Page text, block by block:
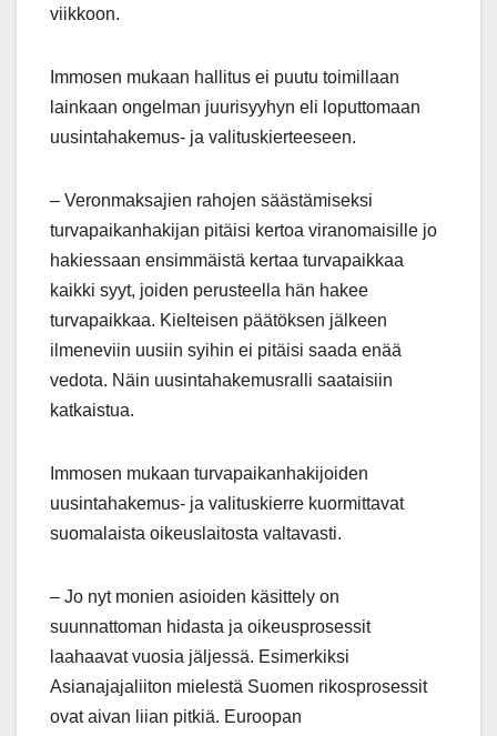
viikkoon.
Immosen mukaan hallitus ei puutu toimillaan
lainkaan ongelman juurisyyhyn eli loputtomaan
uusintahakemus- ja valituskierteeseen.
– Veronmaksajien rahojen säästämiseksi
turvapaikanhakijan pitäisi kertoa viranomaisille jo
hakiessaan ensimmäistä kertaa turvapaikkaa
kaikki syyt, joiden perusteella hän hakee
turvapaikkaa. Kielteisen päätöksen jälkeen
ilmeneviin uusiin syihin ei pitäisi saada enää
vedota. Näin uusintahakemusralli saataisiin
katkaistua.
Immosen mukaan turvapaikanhakijoiden
uusintahakemus- ja valituskierre kuormittavat
suomalaista oikeuslaitosta valtavasti.
– Jo nyt monien asioiden käsittely on
suunnattoman hidasta ja oikeusprosessit
laahaavat vuosia jäljessä. Esimerkiksi
Asianajajaliiton mielestä Suomen rikosprosessit
ovat aivan liian pitkiä. Euroopan